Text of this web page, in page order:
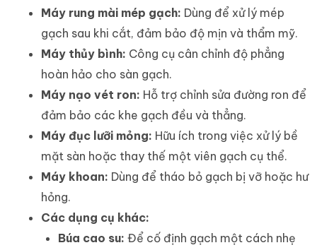
Máy rung mài mép gạch: Dùng để xử lý mép
gạch sau khi cắt, đảm bảo độ mịn và thẩm mỹ.
Máy thủy bình: Công cụ cân chỉnh độ phẳng
hoàn hảo cho sàn gạch.
Máy nạo vét ron: Hỗ trợ chỉnh sửa đường ron để
đảm bảo các khe gạch đều và thẳng.
Máy đục lưỡi mỏng: Hữu ích trong việc xử lý bề
mặt sàn hoặc thay thế một viên gạch cụ thể.
Máy khoan: Dùng để tháo bỏ gạch bị vỡ hoặc hư
hỏng.
Các dụng cụ khác:
Búa cao su: Để cố định gạch một cách nhẹ